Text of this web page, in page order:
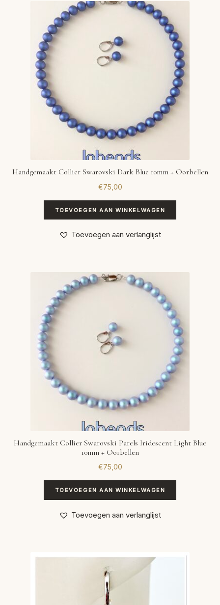
Handgemaakt Collier Swarovski Dark Blue 10mm + Oorbellen
€75,00
TOEVOEGEN AAN WINKELWAGEN
Toevoegen aan verlanglijst
Handgemaakt Collier Swarovski Parels Iridescent Light Blue
10mm + Oorbellen
€75,00
TOEVOEGEN AAN WINKELWAGEN
Toevoegen aan verlanglijst